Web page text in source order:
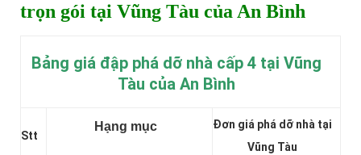
trọn gói tại Vũng Tàu của An Bình
Bảng giá đập phá dỡ nhà cấp 4 tại Vũng
Tàu của An Bình
Stt
Hạng mục
Đơn giá phá dỡ nhà tại
Vũng Tàu